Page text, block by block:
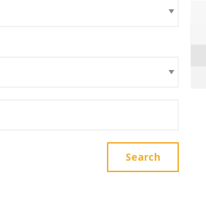
Search